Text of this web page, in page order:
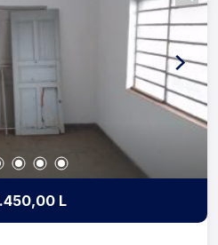
arrojo e a força comercial
mais de 140 funcionários e
e ao longo da nossa
mais de 20.000
mais de 3.000 vendas de
inventário de cadastros
Preto e região com mais
todos os cantos da
e para todos os
Se você deseja
L